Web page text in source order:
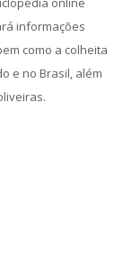
informações
como a colheita
e no Brasil, além